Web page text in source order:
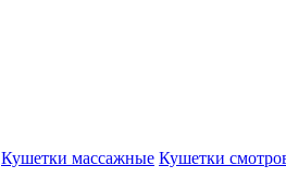
Кушетки массажные Кушетки